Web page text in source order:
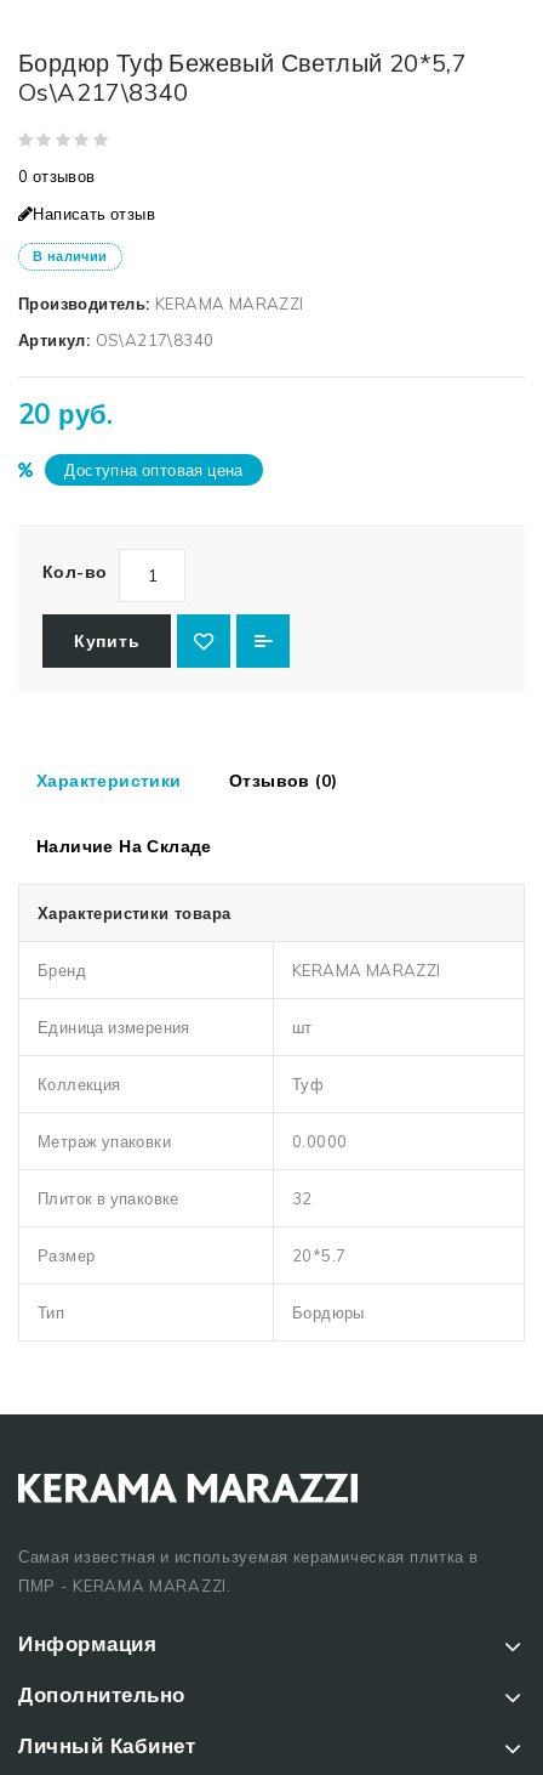
Бордюр Туф Бежевый Светлый 20*5,7
Os\A217\8340
0 отзывов
Написать отзыв
В наличии
Производитель: KERAMA MARAZZI
Артикул: OS\A217\8340
20 руб.
Доступна оптовая цена
Кол-во
Купить
Характеристики Отзывов (0)
Наличие На Складе
Характеристики товара
Бренд KERAMA MARAZZI
Единица измерения шт
Коллекция Туф
Метраж упаковки 0.0000
Плиток в упаковке 32
Размер 20*5.7
Тип Бордюры
Самая известная и используемая керамическая плитка в
ПМР - KERAMA MARAZZI.
Информация
Дополнительно
Личный Кабинет